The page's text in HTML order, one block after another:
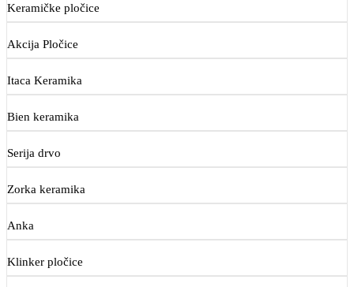
Keramičke pločice
Akcija Pločice
Itaca Keramika
Bien keramika
Serija drvo
Zorka keramika
Anka
Klinker pločice